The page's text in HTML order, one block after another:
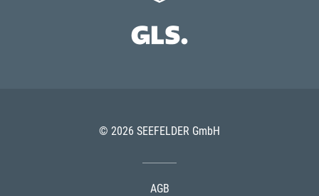
© 2026 SEEFELDER GmbH
AGB